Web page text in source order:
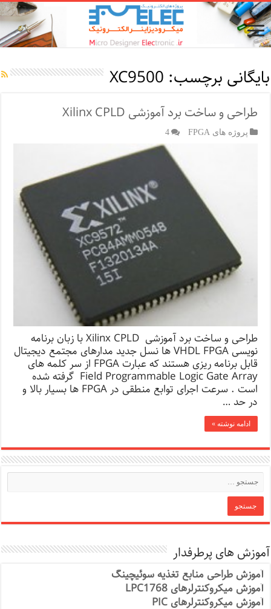
بایگانی برچسب: XC9500
طراحی و ساخت برد آموزشی Xilinx CPLD
پروژه های FPGA 4
طراحی و ساخت برد آموزشی Xilinx CPLD با زبان برنامه
نویسی VHDL FPGA ها نسل جدید مدارهای مجتمع دیجیتال
قابل برنامه ریزی هستند که عبارت FPGA از سر کلمه های
Field Programmable Logic Gate Array گرفته شده
است . سرعت اجرای توابع منطقی در FPGA ها بسیار بالا و
در حد …
ادامه نوشته »
آموزش های پرطرفدار
آموزش طراحی منابع تغذیه سوئیچینگ
آموزش میکروکنترلرهای LPC1768
آموزش میکروکنترلرهای PIC